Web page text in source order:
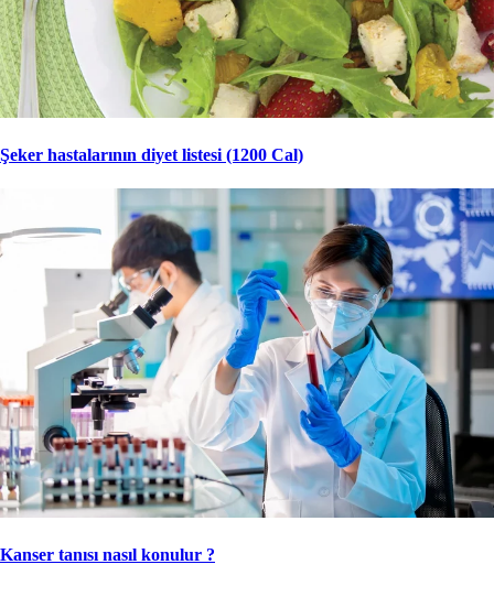
Şeker hastalarının diyet listesi (1200 Cal)
Kanser tanısı nasıl konulur ?